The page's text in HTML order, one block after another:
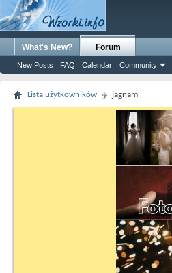
What's New? Forum
New Posts FAQ Calendar Community
Lista użytkowników jagnam